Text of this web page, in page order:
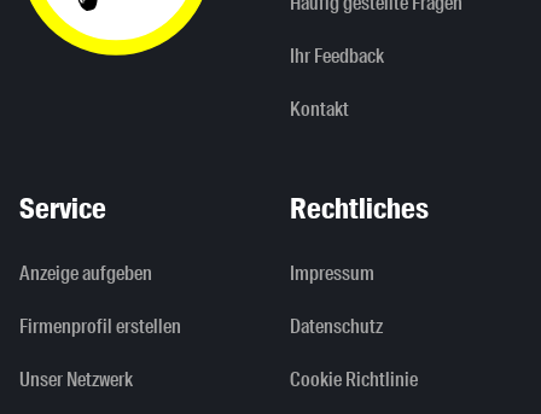
Ihr Feedback
Kontakt
Service
Anzeige aufgeben
Firmenprofil erstellen
Unser Netzwerk
Rechtliches
Impressum
Datenschutz
Cookie Richtlinie